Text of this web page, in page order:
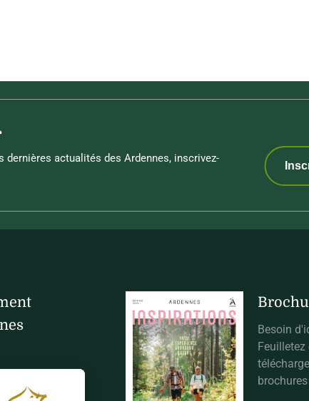
dernières actualités des Ardennes, inscrivez-
Besoin
Feuilletez